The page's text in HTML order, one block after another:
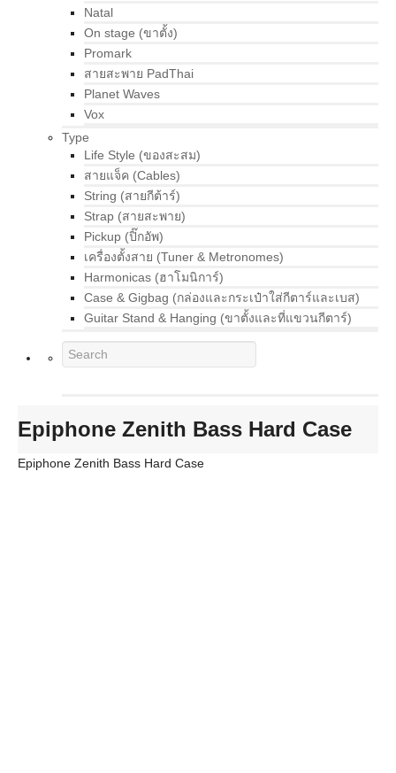
Natal
On stage (ขาตั้ง)
Promark
สายสะพาย PadThai
Planet Waves
Vox
Type
Life Style (ของสะสม)
สายแจ็ค (Cables)
String (สายกีต้าร์)
Strap (สายสะพาย)
Pickup (ปิ๊กอัพ)
เครื่องตั้งสาย (Tuner & Metronomes)
Harmonicas (ฮาโมนิการ์)
Case & Gigbag (กล่องและกระเป๋าใส่กีตาร์และเบส)
Guitar Stand & Hanging (ขาตั้งและที่แขวนกีตาร์)
Epiphone Zenith Bass Hard Case
Epiphone Zenith Bass Hard Case